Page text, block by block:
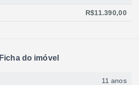
R$11.390,00
Ficha do imóvel
11 anos